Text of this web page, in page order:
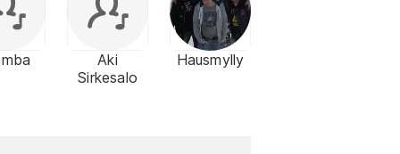
Aki
Sirkesalo
Hausmylly